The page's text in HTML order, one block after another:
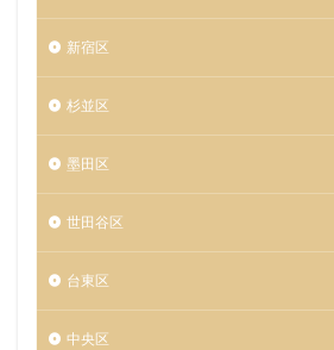
新宿区
杉並区
墨田区
世田谷区
台東区
中央区